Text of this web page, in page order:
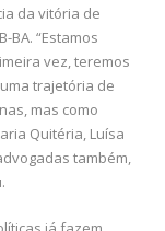
da vitória de
BA. “Estamos
vez, teremos
trajetória de
mas como
Quitéria, Luísa
também,